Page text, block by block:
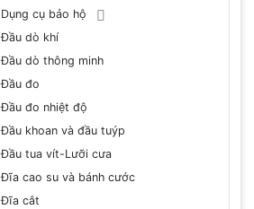
Dụng cụ bảo hộ
Đầu dò khí
Đầu dò thông minh
Đầu đo
Đầu đo nhiệt độ
Đầu khoan và đầu tuýp
Đầu tua vít-Lưỡi cưa
Đĩa cao su và bánh cước
Đĩa cắt